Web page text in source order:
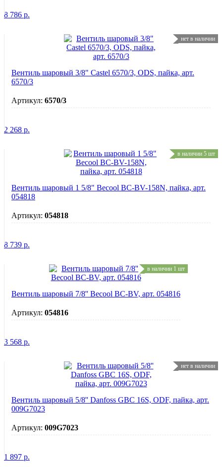
8 786 р.
нет в наличии
Вентиль шаровый 3/8" Castel 6570/3, ODS, пайка, арт.
6570/3
Артикул: 6570/3
2 268 р.
в наличии 5 шт
Вентиль шаровый 1 5/8" Becool BC-BV-158N, пайка, арт.
054818
Артикул: 054818
8 739 р.
в наличии 1 шт
Вентиль шаровый 7/8'' Becool BC-BV, арт. 054816
Артикул: 054816
3 568 р.
нет в наличии
Вентиль шаровый 5/8'' Danfoss GBC 16S, ODF, пайка, арт.
009G7023
Артикул: 009G7023
1 897 р.